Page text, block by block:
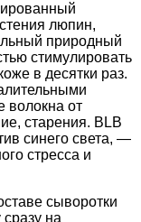
люпин,
природный
стимулировать
в десятки раз.
волокна от
старения. BLB
синего света, —
стресса и
сыворотки
на